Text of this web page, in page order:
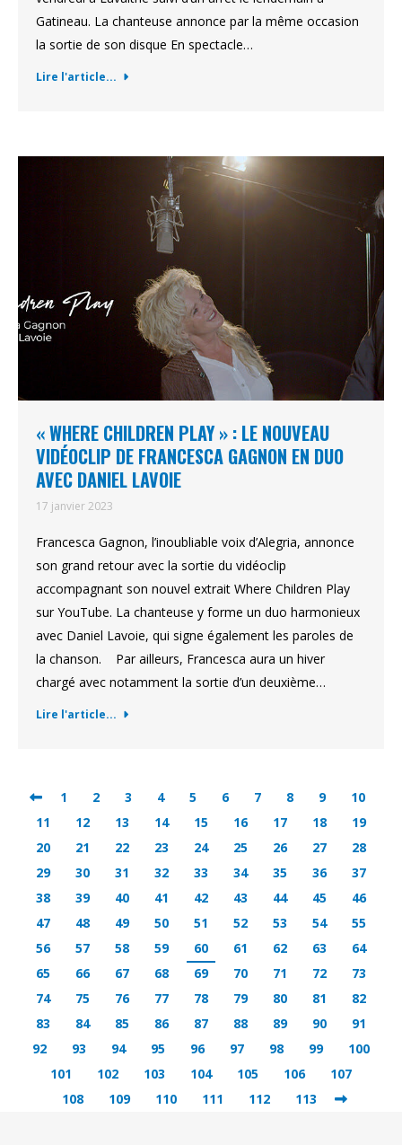
Gatineau. La chanteuse annonce par la même occasion
la sortie de son disque En spectacle…
Lire l'article...
« WHERE CHILDREN PLAY » : LE NOUVEAU
VIDÉOCLIP DE FRANCESCA GAGNON EN DUO
AVEC DANIEL LAVOIE
17 janvier 2023
Francesca Gagnon, l’inoubliable voix d’Alegria, annonce
son grand retour avec la sortie du vidéoclip
accompagnant son nouvel extrait Where Children Play
sur YouTube. La chanteuse y forme un duo harmonieux
avec Daniel Lavoie, qui signe également les paroles de
la chanson. Par ailleurs, Francesca aura un hiver
chargé avec notamment la sortie d’un deuxième…
Lire l'article...
1 2 3 4 5 6 7 8 9
10
11
12 13 14 15 16 17 18
19
20
21 22 23 24 25 26 27
28
29
30 31 32 33 34 35 36
37
38
39 40 41 42 43 44 45
46
47
48 49 50 51 52 53 54
55
56
57 58 59 60 61 62 63
64
65
66 67 68 69 70 71 72
73
74
75 76 77 78 79 80 81
82
83
84 85 86 87 88 89 90
91
92
93 94 95 96 97 98 99
100
101
102 103 104 105 106
107
108
109 110 111 112 113